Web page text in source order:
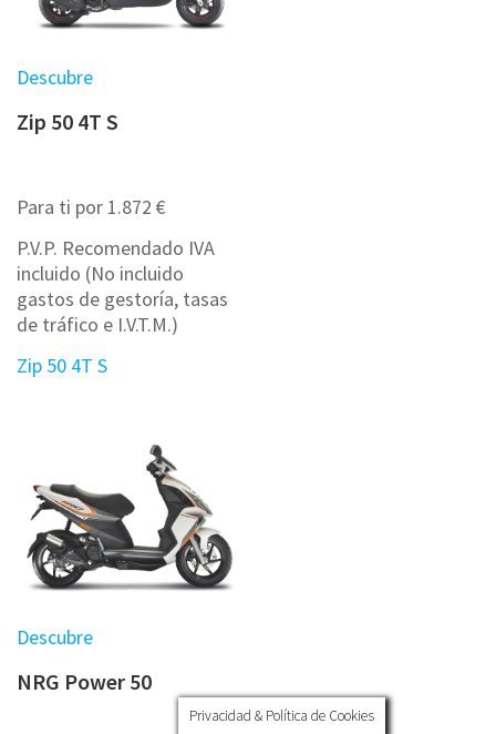
Descubre
Zip 50 4T S
Para ti por 1.872 €
P.V.P. Recomendado IVA
incluido (No incluido
gastos de gestoría, tasas
de tráfico e I.V.T.M.)
Zip 50 4T S
Descubre
NRG Power 50
Privacidad & Política de Cookies